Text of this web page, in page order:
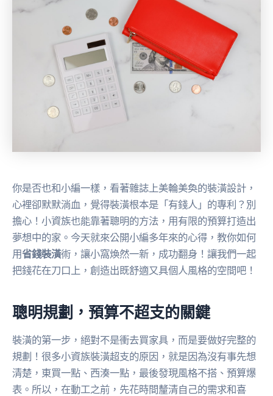
你是否也和小編一樣，看著雜誌上美輪美奐的裝潢設計，
心裡卻默默淌血，覺得裝潢根本是「有錢人」的專利？別
擔心！小資族也能靠著聰明的方法，用有限的預算打造出
夢想中的家。今天就來公開小編多年來的心得，教你如何
用省錢裝潢術，讓小窩煥然一新，成功翻身！讓我們一起
把錢花在刀口上，創造出既舒適又具個人風格的空間吧！
聰明規劃，預算不超支的關鍵
裝潢的第一步，絕對不是衝去買家具，而是要做好完整的
規劃！很多小資族裝潢超支的原因，就是因為沒有事先想
清楚，東買一點、西湊一點，最後發現風格不搭、預算爆
表。所以，在動工之前，先花時間釐清自己的需求和喜